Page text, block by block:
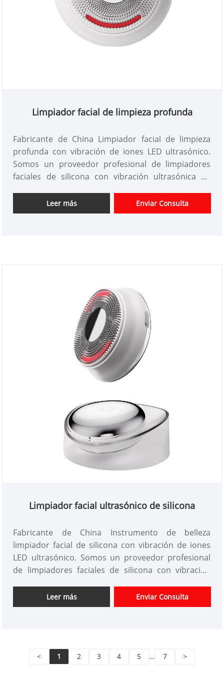
Limpiador facial de limpieza profunda
Fabricante de China Limpiador facial de limpieza
profunda con vibración de iones LED ultrasónico.
Somos un proveedor profesional de limpiadores
faciales de silicona con vibración ultrasónica en
diseño de instrumentos de belleza personalizados,
tenemos una buena ventaja de precio y ofrecemos
Leer más Enviar Consulta
Limpiador facial ultrasónico de silicona
Fabricante de China Instrumento de belleza
limpiador facial de silicona con vibración de iones
LED ultrasónico. Somos un proveedor profesional
de limpiadores faciales de silicona con vibración
Ofrecemos diseño de instrumentos de belleza
personalizados, tenemos una buena ventaja de
Leer más Enviar Consulta
< 1 2 3 4 5 ... 7 >